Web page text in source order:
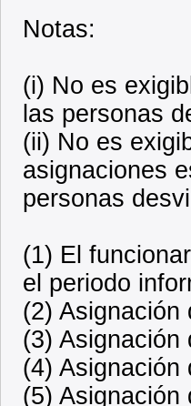
Notas:
(i) No es
las personas
(ii) No es
asignaciones
personas
(1) El
el periodo
(2) Asignación
(3) Asignación
(4) Asignación
(5)